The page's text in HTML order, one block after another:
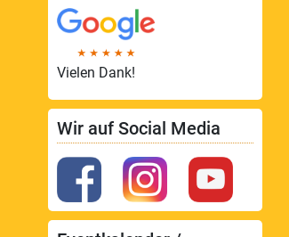
Vielen Dank!
Wir auf Social Media